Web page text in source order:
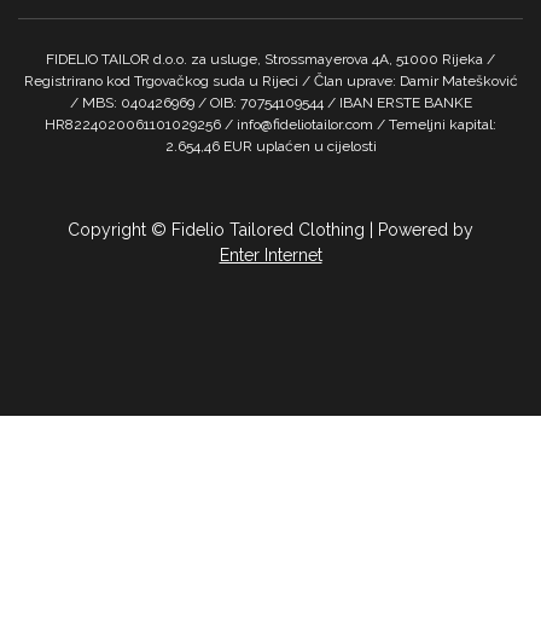
FIDELIO TAILOR d.o.o. za usluge, Strossmayerova 4A, 51000 Rijeka /
Registrirano kod Trgovačkog suda u Rijeci / Član uprave: Damir Matešković
/ MBS: 040426969 / OIB: 70754109544 / IBAN ERSTE BANKE
HR8224020061101029256 / info@fideliotailor.com / Temeljni kapital:
2.654,46 EUR uplaćen u cijelosti
Copyright © Fidelio Tailored Clothing | Powered by
Enter Internet